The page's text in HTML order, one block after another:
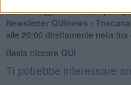
Se vuoi leggere le notizie
Newsletter QUInews -
alle 20:00 direttamente nella tua
Basta cliccare QUI
Ti potrebbe interessare